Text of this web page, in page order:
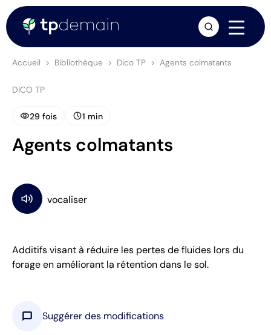
Accueil Bibliothèque Dico TP Agents colmatants
DICO TP
visibility29 fois schedule1 min
Agents colmatants
Additifs visant à réduire les pertes de fluides lors du
forage en améliorant la rétention dans le sol.
chat_bubble Suggérer des modifications
arrow_forward